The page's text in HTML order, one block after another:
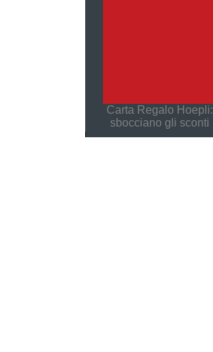
Carta Regalo Hoepli:
sbocciano gli sconti